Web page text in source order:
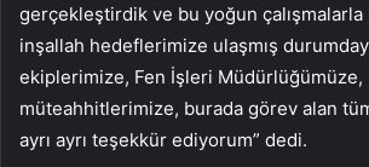
gerçekleştirdik ve bu yoğun
inşallah hedeflerimize ulaşmış
ekiplerimize, Fen İşleri Müdürlüğümüze,
müteahhitlerimize, burada görev alan
ayrı ayrı teşekkür ediyorum” dedi.